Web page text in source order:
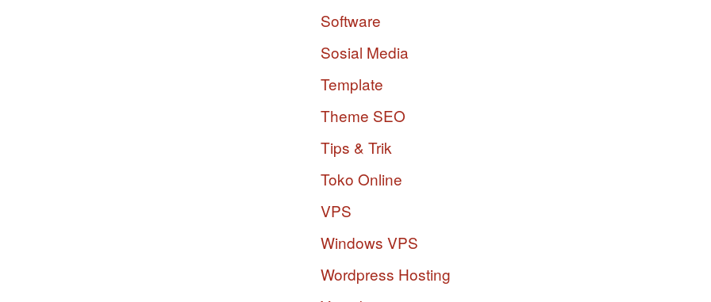
Software
Sosial Media
Template
Theme SEO
Tips & Trik
Toko Online
VPS
Windows VPS
Wordpress Hosting